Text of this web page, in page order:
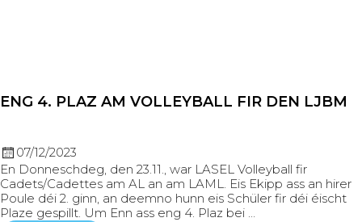
ENG 4. PLAZ AM VOLLEYBALL FIR DEN LJBM
07/12/2023
En Donneschdeg, den 23.11., war LASEL Volleyball fir
Cadets/Cadettes am AL an am LAML. Eis Ekipp ass an hirer
Poule déi 2. ginn, an deemno hunn eis Schüler fir déi éischt
Plaze gespillt. Um Enn ass eng 4. Plaz bei …